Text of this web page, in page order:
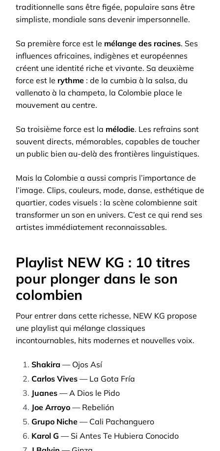
traditionnelle sans être figée, populaire sans être
simpliste, mondiale sans devenir impersonnelle.
Sa première force est le mélange des racines. Ses
influences africaines, indigènes et européennes
créent une identité riche et vivante. Sa deuxième
force est le rythme : de la cumbia à la salsa, du
vallenato à la champeta, la Colombie place le
mouvement au centre.
Sa troisième force est la mélodie. Les refrains sont
souvent directs, mémorables, capables de toucher
un public bien au-delà des frontières linguistiques.
Mais la Colombie a aussi compris l’importance de
l’image. Clips, couleurs, mode, danse, esthétique de
quartier, codes visuels : la scène colombienne sait
transformer un son en univers. C’est ce qui rend ses
artistes immédiatement reconnaissables.
Playlist NEW KG : 10 titres
pour plonger dans le son
colombien
Pour entrer dans cette richesse, NEW KG propose
une playlist qui mélange classiques
incontournables, hits modernes et nouvelles voix.
Shakira — Ojos Así
Carlos Vives — La Gota Fría
Juanes — A Dios le Pido
Joe Arroyo — Rebelión
Grupo Niche — Cali Pachanguero
Karol G — Si Antes Te Hubiera Conocido